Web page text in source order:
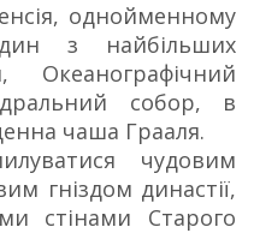
однойменному
з найбільших
Океанографічний
собор, в
чаша Грааля.
чудовим
гніздом династії,
стінами Старого